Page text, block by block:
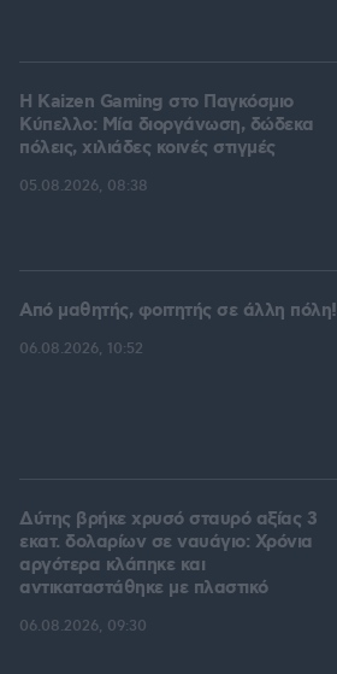
H Kaizen Gaming στο Παγκόσμιο
Kύπελλο: Μία διοργάνωση, δώδεκα
πόλεις, χιλιάδες κοινές στιγμές
05.08.2026, 08:38
Από μαθητής, φοιτητής σε άλλη πόλη!
06.08.2026, 10:52
Δύτης βρήκε χρυσό σταυρό αξίας 3
εκατ. δολαρίων σε ναυάγιο: Χρόνια
αργότερα κλάπηκε και
αντικαταστάθηκε με πλαστικό
06.08.2026, 09:30